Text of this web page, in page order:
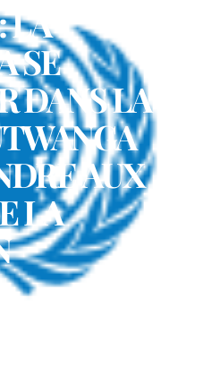
LA
SE
DANS LA
AUX
LA